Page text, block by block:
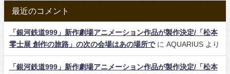
最近のコメント
「銀河鉄道999」新作劇場アニメーション作品が製作決定/「松本
零士展 創作の旅路」の次の会場はあの場所でに AQUARIUS より
「銀河鉄道999」新作劇場アニメーション作品が製作決定/「松本